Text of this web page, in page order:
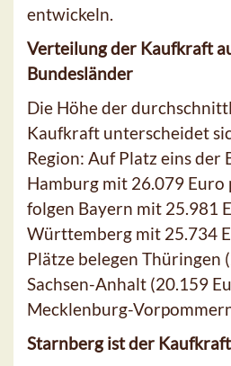
entwickeln.
Verteilung der Kaufkraft
Bundesländer
Die Höhe der
Kaufkraft unterscheidet
Region: Auf Platz eins der
Hamburg mit 26.079
folgen Bayern mit 25.981
Württemberg mit 25.734
Plätze belegen Thüringen
Sachsen-Anhalt (20.159
Mecklenburg-
Starnberg ist der